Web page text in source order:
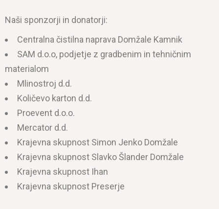
Naši sponzorji in donatorji:
Centralna čistilna naprava Domžale Kamnik
SAM d.o.o, podjetje z gradbenim in tehničnim
materialom
Mlinostroj d.d.
Količevo karton d.d.
Proevent d.o.o.
Mercator d.d.
Krajevna skupnost Simon Jenko Domžale
Krajevna skupnost Slavko Šlander Domžale
Krajevna skupnost Ihan
Krajevna skupnost Preserje